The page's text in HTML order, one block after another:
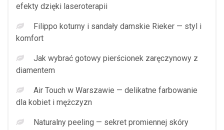
efekty dzięki laseroterapii
Filippo koturny i sandały damskie Rieker — styl i
komfort
Jak wybrać gotowy pierścionek zaręczynowy z
diamentem
Air Touch w Warszawie — delikatne farbowanie
dla kobiet i mężczyzn
Naturalny peeling — sekret promiennej skóry